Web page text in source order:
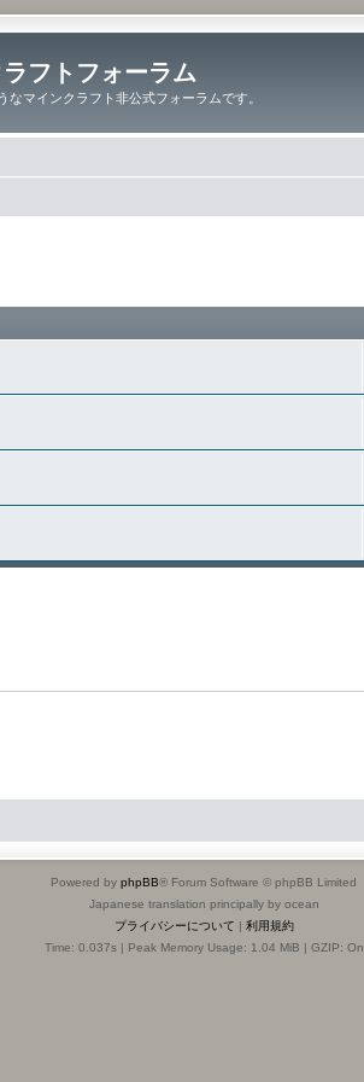
フトフォーラム
マインクラフト非公式フォーラムです。
Powered by phpBB® Forum Software © phpBB Limited
Japanese translation principally by ocean
プライバシーについて | 利用規約
Time: 0.037s| Peak Memory Usage: 1.04 MiB | GZIP: On